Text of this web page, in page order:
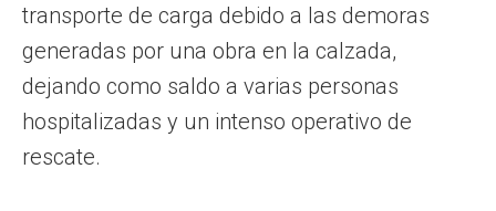
transporte de carga debido a las demoras
generadas por una obra en la calzada,
dejando como saldo a varias personas
hospitalizadas y un intenso operativo de
rescate.